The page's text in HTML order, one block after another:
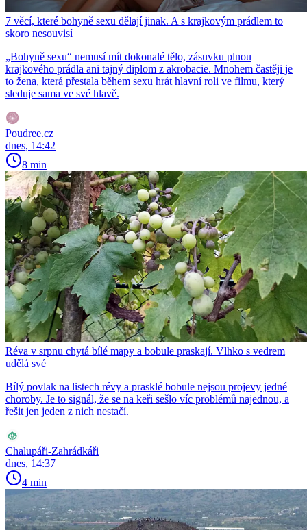
7 věcí, které bohyně sexu dělají jinak. A s krajkovým prádlem to
skoro nesouvisí
„Bohyně sexu“ nemusí mít dokonalé tělo, zásuvku plnou
krajkového prádla ani tajný diplom z akrobacie. Mnohem častěji je
to žena, která přestala během sexu hrát hlavní roli ve filmu, který
sleduje sama ve své hlavě.
Poudree.cz
dnes, 14:42
8 min
Réva v srpnu chytá bílé mapy a bobule praskají. Vlhko s vedrem
udělá své
Bílý povlak na listech révy a prasklé bobule nejsou projevy jedné
choroby. Je to signál, že se na keři sešlo víc problémů najednou, a
řešit jen jeden z nich nestačí.
Chalupáři-Zahrádkáři
dnes, 14:37
4 min